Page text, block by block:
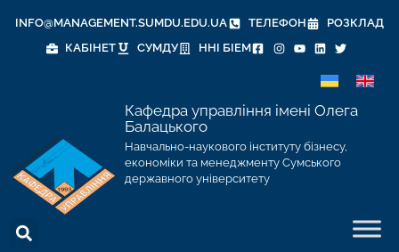
INFO@MANAGEMENT.SUMDU.EDU.UA ТЕЛЕФОН
РОЗКЛАД
КАБІНЕТ
СУМДУ ННІ БІЕМ
Кафедра управління імені Олега
Балацького
Навчально-наукового інституту бізнесу,
економіки та менеджменту Сумського
державного університету